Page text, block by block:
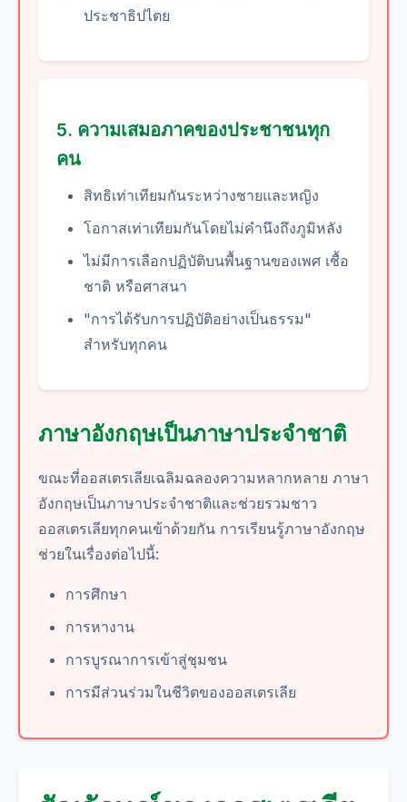
ประชาธิปไตย
5. ความเสมอภาคของประชาชนทุก
คน
สิทธิเท่าเทียมกันระหว่างชายและหญิง
โอกาสเท่าเทียมกันโดยไม่คำนึงถึงภูมิหลัง
ไม่มีการเลือกปฏิบัติบนพื้นฐานของเพศ เชื้อ
ชาติ หรือศาสนา
"การได้รับการปฏิบัติอย่างเป็นธรรม"
สำหรับทุกคน
ภาษาอังกฤษเป็นภาษาประจำชาติ
ขณะที่ออสเตรเลียเฉลิมฉลองความหลากหลาย ภาษา
อังกฤษเป็นภาษาประจำชาติและช่วยรวมชาว
ออสเตรเลียทุกคนเข้าด้วยกัน การเรียนรู้ภาษาอังกฤษ
ช่วยในเรื่องต่อไปนี้:
การศึกษา
การหางาน
การบูรณาการเข้าสู่ชุมชน
การมีส่วนร่วมในชีวิตของออสเตรเลีย